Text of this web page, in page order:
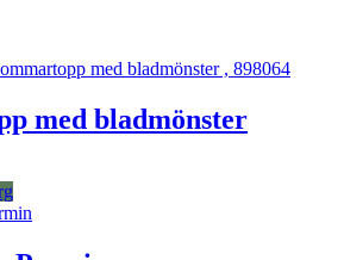
med bladmönster